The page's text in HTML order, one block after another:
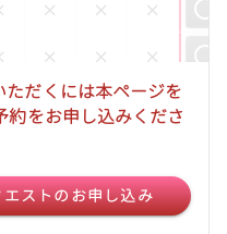
だくには本ページを
をお申し込みくださ
ストのお申し込み